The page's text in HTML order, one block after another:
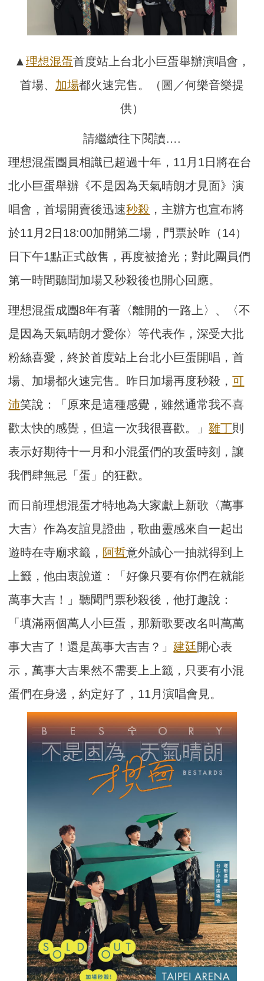
▲理想混蛋首度站上台北小巨蛋舉辦演唱會，
首場、 加場都火速完售。（圖／何樂音樂提
供）
請繼續往下閱讀….
理想混蛋團員相識已超過十年，11月1日將在台
北小巨蛋舉辦《不是因為天氣晴朗才見面》演
唱會，首場開賣後迅速秒殺 ，主辦方也宣布將
於11月2日18:00加開第二場，門票於昨（14）
日下午1點正式啟售，再度被搶光；對此團員們
第一時間聽聞加場又秒殺後也開心回應。
理想混蛋成團8年有著〈離開的一路上〉、〈不
是因為天氣晴朗才愛你〉等代表作，深受大批
粉絲喜愛，終於首度站上台北小巨蛋開唱，首
場、加場都火速完售。昨日加場再度秒殺，可
沛笑說：「原來是這種感覺，雖然通常我不喜
歡太快的感覺，但這一次我很喜歡。」雞丁則
表示好期待十一月和小混蛋們的攻蛋時刻，讓
我們肆無忌「蛋」的狂歡。
而日前理想混蛋才特地為大家獻上新歌〈萬事
大吉〉作為友誼見證曲，歌曲靈感來自一起出
遊時在寺廟求籤， 阿哲意外誠心一抽就得到上
上籤，他由衷說道：「好像只要有你們在就能
萬事大吉！」聽聞門票秒殺後，他打趣說：
「填滿兩個萬人小巨蛋，那新歌要改名叫萬萬
事大吉了！還是萬事大吉吉？」建廷開心表
示，萬事大吉果然不需要上上籤，只要有小混
蛋們在身邊，約定好了，11月演唱會見。